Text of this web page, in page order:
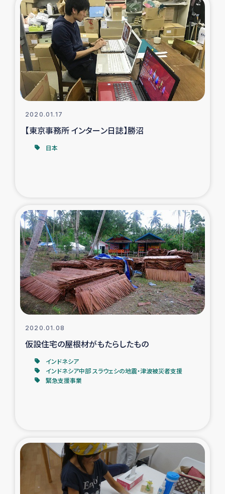
ミャンマー緊急支援
タイ国境ミャンマー移民子ども支援
漁民によるマングローブ植林活動
レバノンでのシリア難民への食糧・越冬支援
レバノンにおける緊急支援
レバノンでのシリア難民への教育支援事業
神原ゼミxパルシック
石巻市街地在宅被災者支援
復興応援隊の活動
仮設住宅生活支援・農業復興支援
漁業復興支援
インターン・ボランティア日誌
ガザ空爆被災者への食料支援と農家生産支援
ガザ地区における羊の畜産支援
2020.01.17
【東京事務所 インターン日誌】勝沼
日本
2020.01.08
仮設住宅の屋根材がもたらしたもの
インドネシア
インドネシア中部 スラウェシの地震・津波被災者支援
緊急支援事業